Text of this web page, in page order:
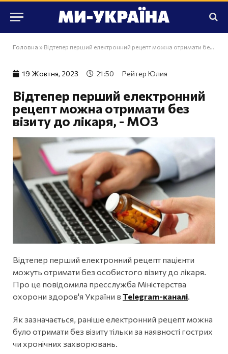
Головна » Відтепер перший електронний рецепт можна отримати без візиту до лікаря, - МОЗ
19 Жовтня, 2023 21:50 Рейтер Юлия
Відтепер перший електронний
рецепт можна отримати без
візиту до лікаря, - МОЗ
Відтепер перший електронний рецепт пацієнти
можуть отримати без особистого візиту до лікаря.
Про це повідомила пресслужба Міністерства
охорони здоров'я України в Telegram-каналі
Як зазначається, раніше електронний рецепт можна
було отримати без візиту тільки за наявності гострих
чи хронічних захворювань.